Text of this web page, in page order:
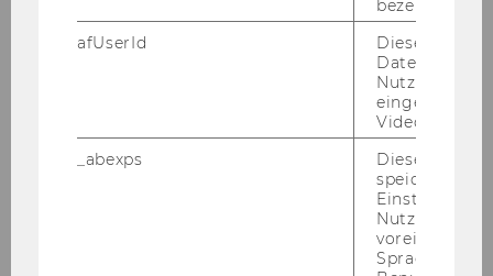
the Eu­ropean Union and is cen­tral­ly lo­ca­ted at
the heart of Eu­ro­pe, with over 23,000 stu­dents
and rough­ly 2,300 em­ployees working in tea­
ching, re­se­arch, and ad­mi­nis­tra­ti­on. WU’s mo­
dern cam­pus, right next door to Vi­en­na’s ex­
pan­si­ve Pra­ter Park, of­fers im­pres­si­ve, award-​
winning ar­chi­tec­tu­re and an ex­cel­lent working
In­sti­tu­te for In­for­ma­ti­on
is cur­r­ent­ly in­vi­ting
bezeichnete
afUserId
Dieses
Daten von
Videos
_abexps
Dieses Cookie
speichert
Nutzer*in, zB.
Sprache,